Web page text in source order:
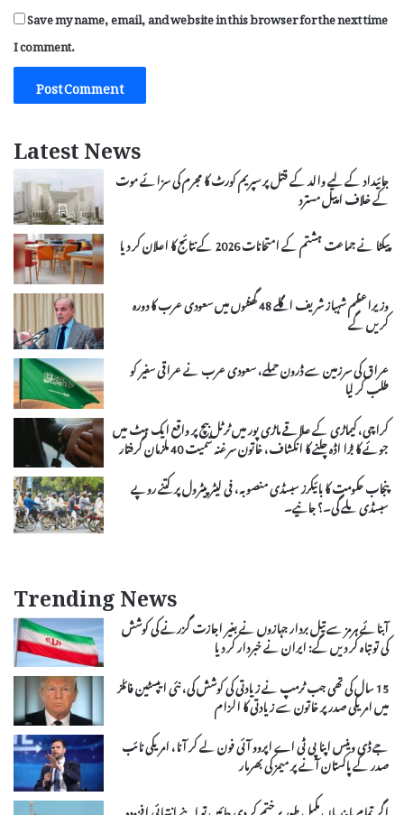
Save my name, email, and website in this browser for the next time
I comment.
Latest News
جائیداد کے لیے والد کے قتل پر سپریم کورٹ کا مجرم کی سزائے موت
کے خلاف اپیل مسترد
پیکٹا نے جماعت ہشتم کے امتحانات 2026 کے نتائج کا اعلان کر دیا
وزیراعظم شہباز شریف اگلے 48 گھنٹوں میں سعودی عرب کا دورہ
کریں گے
عراق کی سرزمین سے ڈرون حملے، سعودی عرب نے عراقی سفیر کو
طلب کر لیا
کراچی، کیماڑی کے علاقے ماڑی پور میں ٹرٹل بیچ پر واقع ایک ہٹ میں
جوئے کا بڑا اڈہ چلنے کا انکشاف، خاتون سرغنہ سمیت 40 ملزمان گرفتار
پنجاب حکومت کا بائیکرز سبسڈی منصوبہ، فی لیٹر پیٹرول پر کتنے روپے
سبسڈی ملے گی۔؟ جانیے۔
Trending News
آبنائے ہرمز سے تیل بردار جہازوں نے بغیر اجازت گزرنے کی کوشش
کی تو تباہ کر دیں گے: ایران نے خبردار کر دیا
15 سال کی تھی جب ٹرمپ نے زیادتی کی کوشش کی، نئی ایپسٹین فائلز
میں امریکی صدر پر خاتون سے زیادتی کا الزام
جے ڈی وینس اپنا پی ٹی اے اپروو آئی فون لے کر آنا، امریکی نائب
صدر کے پاکستان آنے پر میمز کی بھرمار